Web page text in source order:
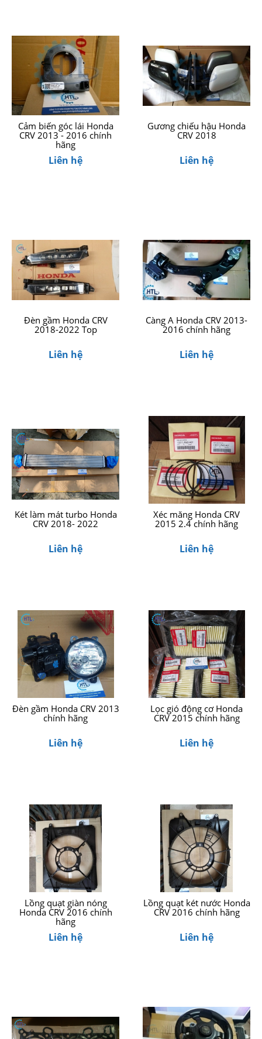
Cảm biến góc lái Honda
CRV 2013 - 2016 chính
hãng
Liên hệ
Gương chiếu hậu Honda
CRV 2018
Liên hệ
Đèn gầm Honda CRV
2018-2022 Top
Liên hệ
Càng A Honda CRV 2013-
2016 chính hãng
Liên hệ
Két làm mát turbo Honda
CRV 2018- 2022
Liên hệ
Xéc măng Honda CRV
2015 2.4 chính hãng
Liên hệ
Đèn gầm Honda CRV 2013
chính hãng
Liên hệ
Lọc gió động cơ Honda
CRV 2015 chính hãng
Liên hệ
Lồng quạt giàn nóng
Honda CRV 2016 chính
hãng
Liên hệ
Lồng quạt két nước Honda
CRV 2016 chính hãng
Liên hệ